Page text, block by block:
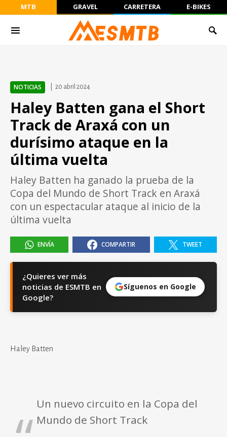
MTB GRAVEL CARRETERA E-BIKES
NOTICIAS 20 abril 2024
Haley Batten gana el Short
Track de Araxá con un
durísimo ataque en la
última vuelta
Haley Batten ha ganado la prueba de la
Copa del Mundo de Short Track en Araxá
con un espectacular ataque al inicio de la
última vuelta
ENVÍA COMPARTIR TWEET
¿Quieres ver más
noticias de ESMTB en
Google?
Síguenos en Google
Haley Batten
Un nuevo circuito en la Copa del
Mundo de Short Track